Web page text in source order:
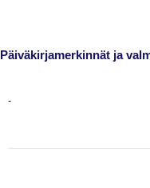
Päiväkirjamerkinnät ja
-